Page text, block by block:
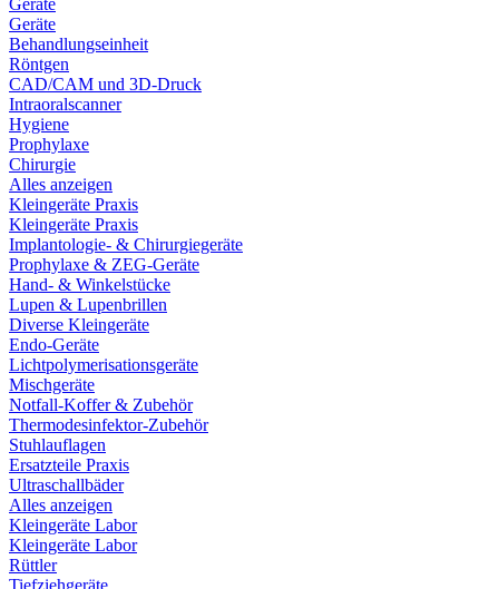
Geräte
Geräte
Behandlungseinheit
Röntgen
CAD/CAM und 3D-Druck
Intraoralscanner
Hygiene
Prophylaxe
Chirurgie
Alles anzeigen
Kleingeräte Praxis
Kleingeräte Praxis
Implantologie- & Chirurgiegeräte
Prophylaxe & ZEG-Geräte
Hand- & Winkelstücke
Lupen & Lupenbrillen
Diverse Kleingeräte
Endo-Geräte
Lichtpolymerisationsgeräte
Mischgeräte
Notfall-Koffer & Zubehör
Thermodesinfektor-Zubehör
Stuhlauflagen
Ersatzteile Praxis
Ultraschallbäder
Alles anzeigen
Kleingeräte Labor
Kleingeräte Labor
Rüttler
Tiefziehgeräte